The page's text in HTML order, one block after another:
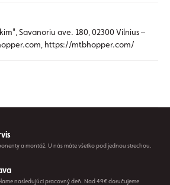
Savanoriu ave. 180, 02300 Vilnius –
https://mtbhopper.com/
a montáž. U nás máte všetko pod jednou strechou.
nasledujúci pracovný deň. Nad 49€ doručujeme